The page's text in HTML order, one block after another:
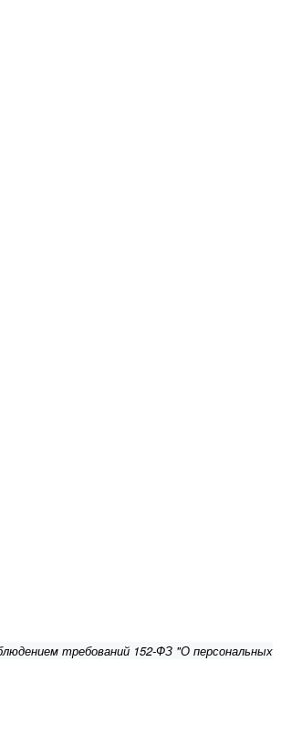
требований 152-ФЗ "О персональных